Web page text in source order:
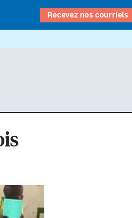
Recevez nos courriels